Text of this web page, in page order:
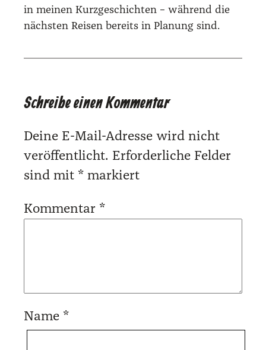
in meinen Kurzgeschichten – während die
nächsten Reisen bereits in Planung sind.
Schreibe einen Kommentar
Deine E-Mail-Adresse wird nicht
veröffentlicht. Erforderliche Felder
sind mit * markiert
Kommentar *
Name *